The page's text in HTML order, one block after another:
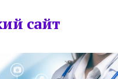
сайт